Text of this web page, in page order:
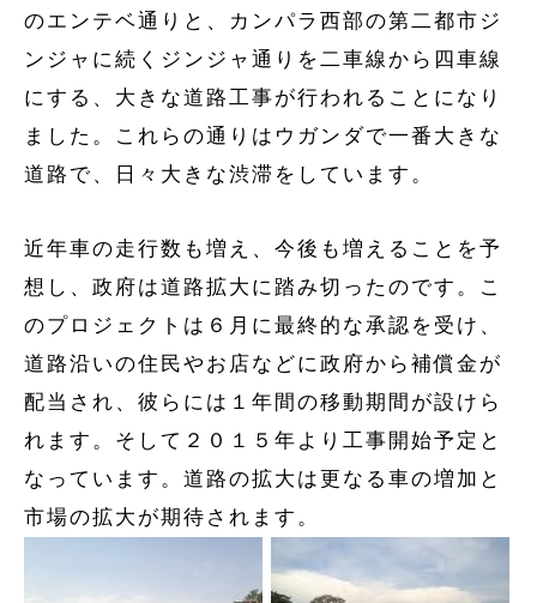
のエンテベ通りと、カンパラ西部の第二都市ジ
ンジャに続くジンジャ通りを二車線から四車線
にする、大きな道路工事が行われることになり
ました。これらの通りはウガンダで一番大きな
道路で、日々大きな渋滞をしています。
近年車の走行数も増え、今後も増えることを予
想し、政府は道路拡大に踏み切ったのです。こ
のプロジェクトは６月に最終的な承認を受け、
道路沿いの住民やお店などに政府から補償金が
配当され、彼らには１年間の移動期間が設けら
れます。そして２０１５年より工事開始予定と
なっています。道路の拡大は更なる車の増加と
市場の拡大が期待されます。